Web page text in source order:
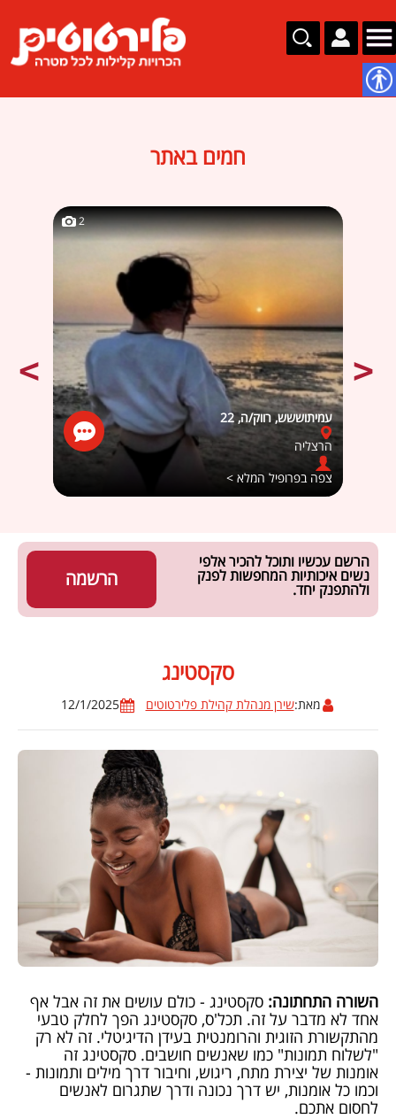
חמים באתר
2
עמיתוששש, רווק/ה, 22
הרצליה
צפה בפרופיל המלא >
הרשמה
הרשם עכשיו ותוכל להכיר אלפי
נשים איכותיות המחפשות לפנק
ולהתפנק יחד.
סקסטינג
מאת:שירן מנהלת קהילת פלירטוטים 12/1/2025
השורה התחתונה: סקסטינג - כולם עושים את זה אבל אף
אחד לא מדבר על זה. תכל'ס, סקסטינג הפך לחלק טבעי
מהתקשורת הזוגית והרומנטית בעידן הדיגיטלי. זה לא רק
"לשלוח תמונות" כמו שאנשים חושבים. סקסטינג זה
אומנות של יצירת מתח, ריגוש, וחיבור דרך מילים ותמונות -
וכמו כל אומנות, יש דרך נכונה ודרך שתגרום לאנשים
לחסום אתכם.